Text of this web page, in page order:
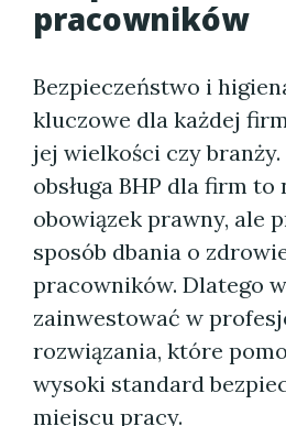
pracowników
Bezpieczeństwo i
kluczowe dla każdej
jej wielkości czy
obsługa BHP dla firm
obowiązek prawny, ale
sposób dbania o
pracowników. Dlatego
zainwestować w
rozwiązania, które
wysoki standard
miejscu pracy.